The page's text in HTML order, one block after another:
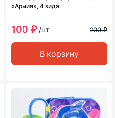
«Армия», 4 вида
100 ₽ /шт 200 ₽
В корзину